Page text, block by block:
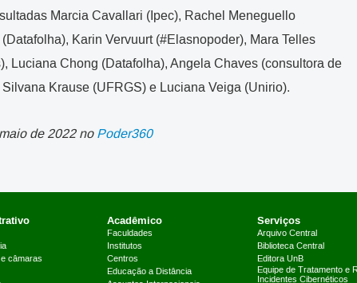
Marcia Cavallari (Ipec), Rachel Meneguello
Karin Vervuurt (#Elasnopoder), Mara Telles
Luciana Chong (Datafolha), Angela Chaves (consultora de
Krause (UFRGS) e Luciana Veiga (Unirio).
de 2022 no Poder360
câmaras
Acadêmico
Faculdades
Institutos
Centros
Educação a Distância
Serviços
Arquivo Central
Biblioteca Central
Editora UnB
Equipe de Tratamento e
Incidentes Cibernéticos